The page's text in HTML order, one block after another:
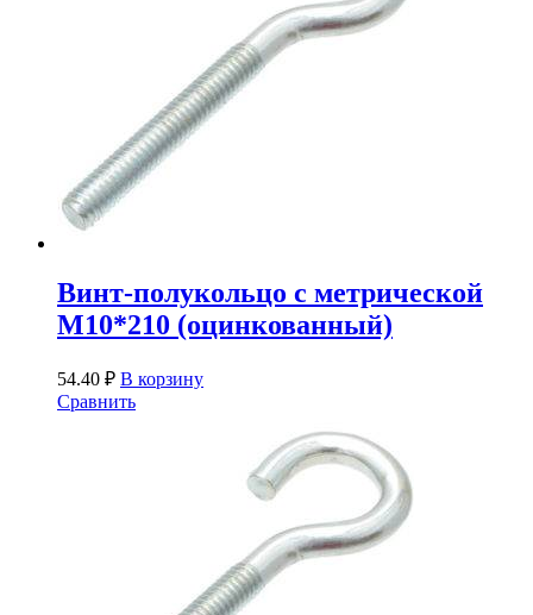
Винт-полукольцо с метрической
М10*210 (оцинкованный)
54.40 ₽ В корзину
Сравнить